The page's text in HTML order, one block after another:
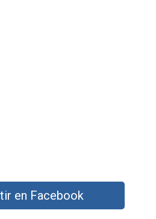
en Facebook